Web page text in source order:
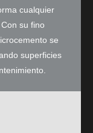
cualquier
su fino
se
superficies